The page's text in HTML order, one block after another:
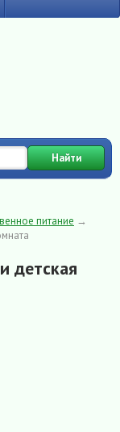
Найти
питание →
детская